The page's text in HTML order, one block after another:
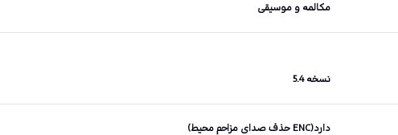
مکالمه و موسیقی
نسخه 5.4
دارد(ENC حذف صدای مزاحم محیط)